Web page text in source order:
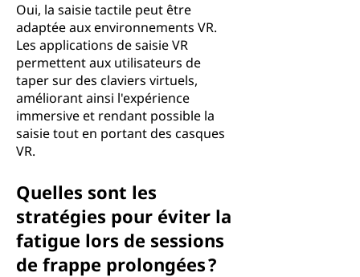
Oui, la saisie tactile peut être
adaptée aux environnements VR.
Les applications de saisie VR
permettent aux utilisateurs de
taper sur des claviers virtuels,
améliorant ainsi l'expérience
immersive et rendant possible la
saisie tout en portant des casques
VR.
Quelles sont les
stratégies pour éviter la
fatigue lors de sessions
de frappe prolongées ?